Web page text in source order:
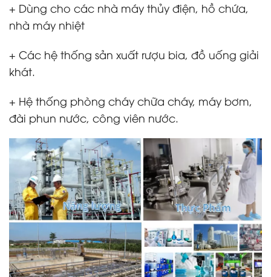
+ Dùng cho các nhà máy thủy điện, hồ chứa,
nhà máy nhiệt
+ Các hệ thống sản xuất rượu bia, đồ uống giải
khát.
+ Hệ thống phòng cháy chữa cháy, máy bơm,
đài phun nước, công viên nước.